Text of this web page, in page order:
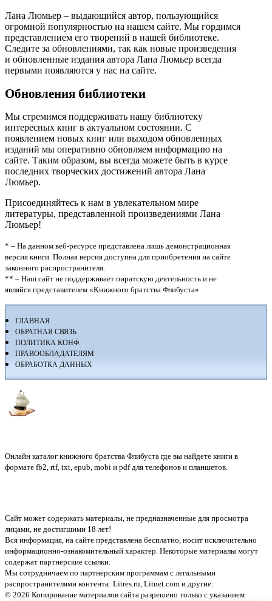
Лана Люмьер – выдающийся автор, пользующийся
огромной популярностью на нашем сайте. Мы гордимся
представлением его творений в нашей библиотеке.
Следите за обновлениями, так как новые произведения
и обновленные издания автора Лана Люмьер всегда
первыми появляются у нас на сайте.
Обновления библиотеки
Мы стремимся поддерживать нашу библиотеку
интересных книг в актуальном состоянии. С
появлением новых книг или выходом обновленных
изданий мы оперативно обновляем информацию на
сайте. Таким образом, вы всегда можете быть в курсе
последних творческих достижений автора Лана
Люмьер.
Присоединяйтесь к нам в увлекательном мире
литературы, представленной произведениями Лана
Люмьер!
* – На данном веб-ресурсе представлена лишь демонстрационная
версия книги. Полная версия доступна для приобретения на сайте
законного распространителя.
** – Наш сайт не поддерживает пиратскую деятельность и не
являйся представителем «Книжного братства Флибуста»
ГЛАВНАЯ
ОБРАТНАЯ СВЯЗЬ
ПОЛИТИКА КОНФ.
ПРАВООБЛАДАТЕЛЯМ
ОБРАБОТКА ДАННЫХ
Онлайн каталог книжного братства Флибуста где вы найдете книги в
формате fb2, rtf, txt, epub, mobi и pdf для телефонов и планшетов.
Сайт может содержать материалы, не предназначенные для просмотра
лицами, не достигшими 18 лет!
Вся информация, на сайте представлена бесплатно, носит исключительно
информационно-ознакомительный характер. Некоторые материалы могут
содержат партнерские ссылки.
Мы сотрудничаем по партнерским программам с легальными
распространителями контента: Litres.ru, Litnet.com и другие.
© 2026 Копирование материалов сайта разрешено только с указанием